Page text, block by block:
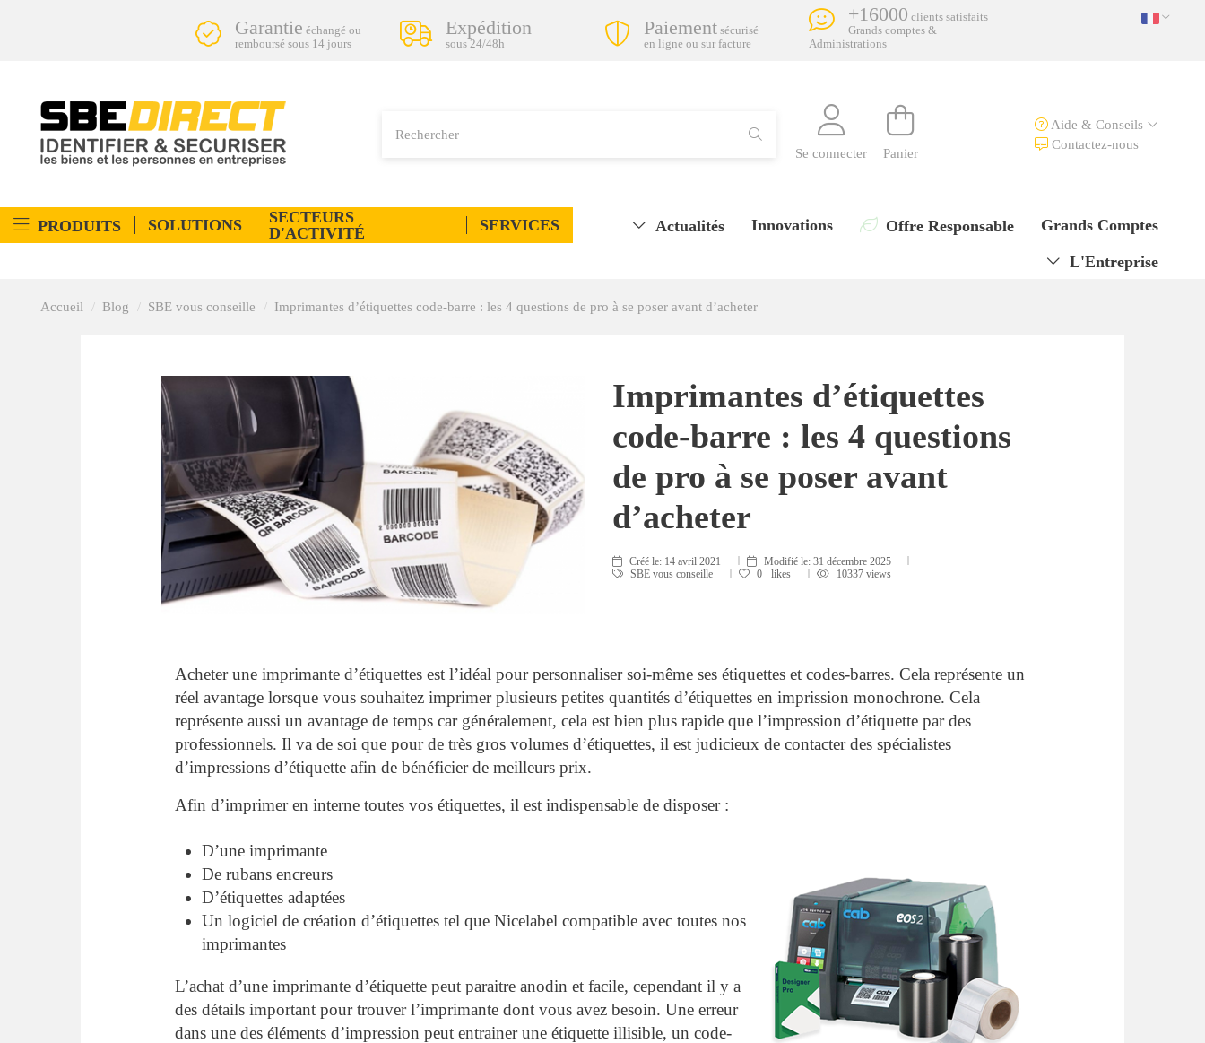
Garantie échangé ou
remboursé sous 14 jours
Expédition
sous 24/48h
Paiement sécurisé
en ligne ou sur facture
+16000 clients satisfaits
Grands comptes &
Administrations
Se connecter Panier
Aide & Conseils
Contactez-nous
PRODUITS SOLUTIONS
SECTEURS
D'ACTIVITÉ
SERVICES Grands Comptes
Offre Responsable
Innovations
Actualités
L'Entreprise
Accueil Blog SBE vous conseille Imprimantes d’étiquettes code-barre : les 4 questions de pro à se poser avant d’acheter
Imprimantes d’étiquettes
code-barre : les 4 questions
de pro à se poser avant
d’acheter
Créé le: 14 avril 2021 Modifié le: 31 décembre 2025
SBE vous conseille
0 likes 10337 views
Acheter une imprimante d’étiquettes est l’idéal pour personnaliser soi-même ses étiquettes et codes-barres. Cela représente un
réel avantage lorsque vous souhaitez imprimer plusieurs petites quantités d’étiquettes en imprission monochrone. Cela
représente aussi un avantage de temps car généralement, cela est bien plus rapide que l’impression d’étiquette par des
professionnels. Il va de soi que pour de très gros volumes d’étiquettes, il est judicieux de contacter des spécialistes
d’impressions d’étiquette afin de bénéficier de meilleurs prix.
Afin d’imprimer en interne toutes vos étiquettes, il est indispensable de disposer :
D’une imprimante
De rubans encreurs
D’étiquettes adaptées
Un logiciel de création d’étiquettes tel que Nicelabel compatible avec toutes nos
imprimantes
L’achat d’une imprimante d’étiquette peut paraitre anodin et facile, cependant il y a
des détails important pour trouver l’imprimante dont vous avez besoin. Une erreur
dans une des éléments d’impression peut entrainer une étiquette illisible, un code-